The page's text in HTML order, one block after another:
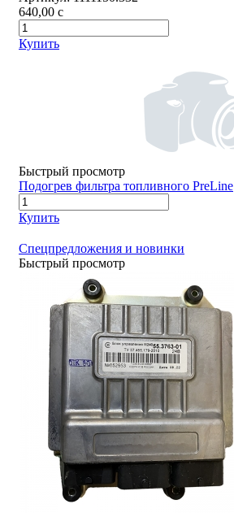
640,00 c
Купить
Быстрый просмотр
Подогрев фильтра топливного PreLine
Купить
Спецпредложения и новинки
Быстрый просмотр